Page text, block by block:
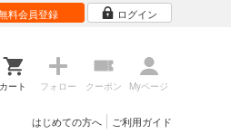
料会員登録 ログイン
カート フォロー クーポン Myページ
ご利用ガイド
はじめての方へ